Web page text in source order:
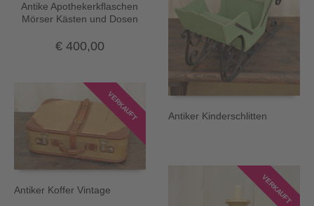
Antike Apothekerkflaschen
Mörser Kästen und Dosen
€400,00
Antiker Kinderschlitten
VERKAUFT
Antiker Koffer Vintage VERKAUFT